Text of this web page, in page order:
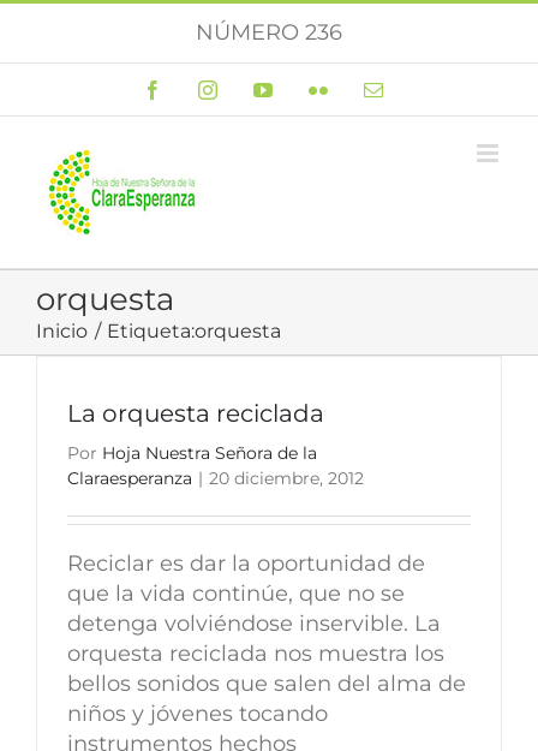
NÚMERO 236
FacebookInstagramYouTubeFlickr Correo
orquesta
Inicio Etiqueta:orquesta
La orquesta reciclada
Por Hoja Nuestra Señora de la
Claraesperanza | 20 diciembre, 2012
Reciclar es dar la oportunidad de
que la vida continúe, que no se
detenga volviéndose inservible. La
orquesta reciclada nos muestra los
bellos sonidos que salen del alma de
niños y jóvenes tocando
instrumentos hechos